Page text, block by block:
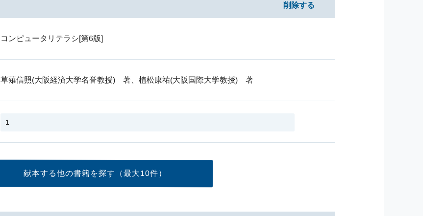
削除する
コンピュータリテラシ[第6版]
草薙信照(大阪経済大学名誉教授) 著、植松康祐(大阪国際大学教授) 著
献本する他の書籍を探す （最大10件）